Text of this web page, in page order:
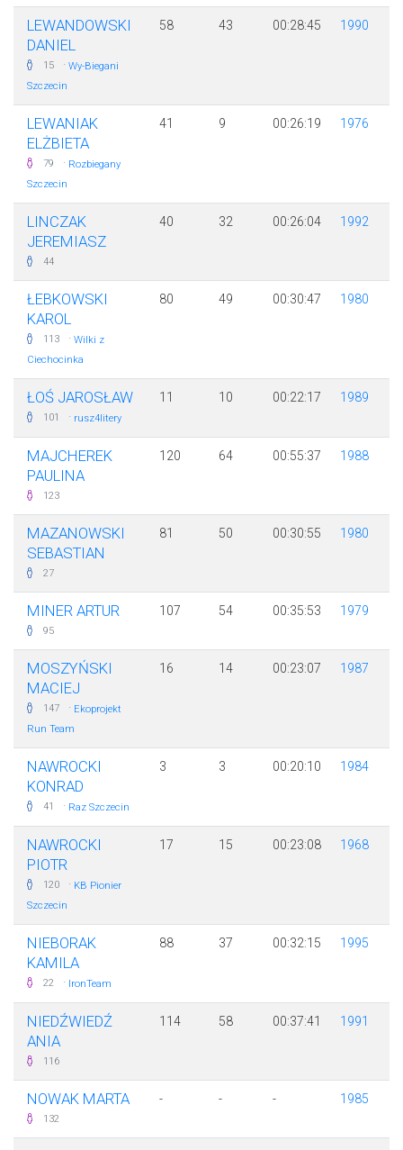
LEWANDOWSKI
DANIEL
15 · Wy-Biegani
Szczecin
58 43 00:28:45 1990
LEWANIAK
ELŻBIETA
79 · Rozbiegany
Szczecin
41 9 00:26:19 1976
LINCZAK
JEREMIASZ
44
40 32 00:26:04 1992
ŁEBKOWSKI
KAROL
113 · Wilki z
Ciechocinka
80 49 00:30:47 1980
ŁOŚ JAROSŁAW
101 · rusz4litery
11 10 00:22:17 1989
MAJCHEREK
PAULINA
123
120 64 00:55:37 1988
MAZANOWSKI
SEBASTIAN
27
81 50 00:30:55 1980
MINER ARTUR
95
107 54 00:35:53 1979
MOSZYŃSKI
MACIEJ
147 · Ekoprojekt
Run Team
16 14 00:23:07 1987
NAWROCKI
KONRAD
41 · Raz Szczecin
3 3 00:20:10 1984
NAWROCKI
PIOTR
120 · KB Pionier
Szczecin
17 15 00:23:08 1968
NIEBORAK
KAMILA
22 · IronTeam
88 37 00:32:15 1995
NIEDŹWIEDŹ
ANIA
116
114 58 00:37:41 1991
NOWAK MARTA
132
- - - 1985